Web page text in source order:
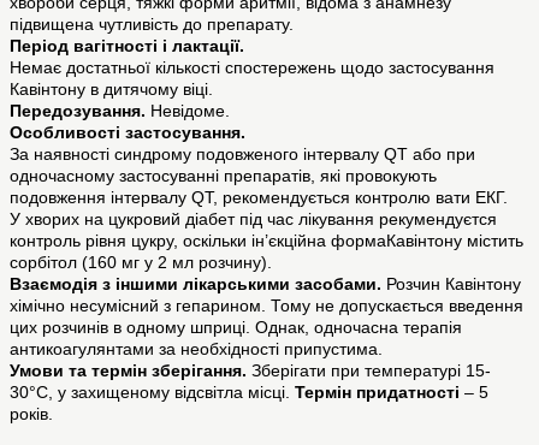
підвищена чутливість до препарату.
Період вагітності і лактації.
Немає достатньої кількості спостережень щодо застосування
Кавінтону в дитячому віці.
Передозування. Невідоме.
Особливості застосування.
За наявності синдрому подовженого інтервалу QT або при
одночасному застосуванні препаратів, які провокують
подовження інтервалу QT, рекомендується контролю вати ЕКГ.
У хворих на цукровий діабет під час лікування рекумендуєтся
контроль рівня цукру, оскільки ін’єкційна формаКавінтону містить
сорбітол (160 мг у 2 мл розчину).
Взаємодія з іншими лікарськими засобами. Розчин Кавінтону
хімічно несумісний з гепарином. Тому не допускається введення
цих розчинів в одному шприці. Однак, одночасна терапія
антикоагулянтами за необхідності припустима.
Умови та термін зберігання. Зберігати при температурі 15-
30°С, у захищеному відсвітла місці. Термін придатності – 5
років.